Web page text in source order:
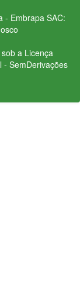
- Embrapa SAC:
a Licença
SemDerivações